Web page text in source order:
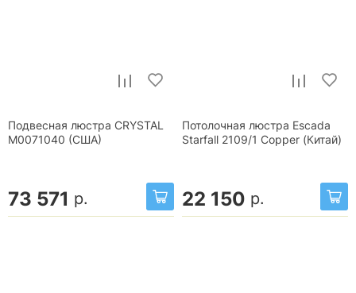
Подвесная люстра CRYSTAL
М0071040 (США)
73 571 р.
Потолочная люстра Escada
Starfall 2109/1 Copper (Китай)
22 150 р.